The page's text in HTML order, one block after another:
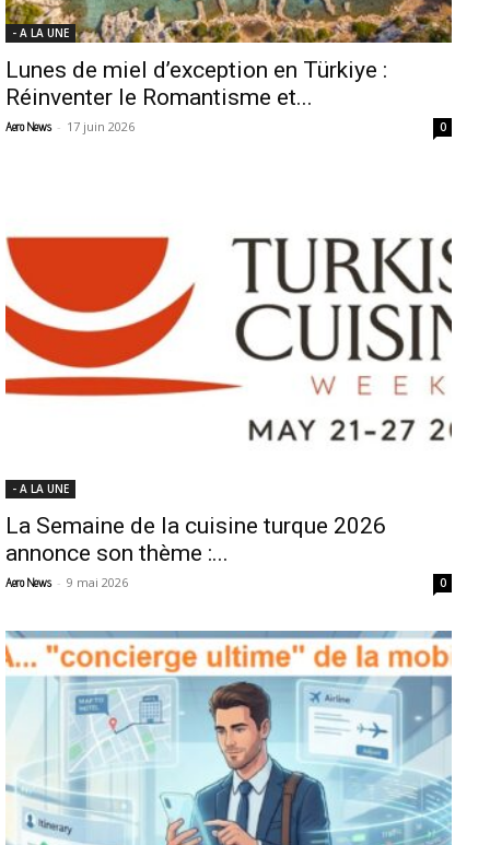
- A LA UNE
Lunes de miel d’exception en Türkiye :
Réinventer le Romantisme et...
Aero News - 17 juin 2026 0
- A LA UNE
La Semaine de la cuisine turque 2026
annonce son thème :...
Aero News - 9 mai 2026 0